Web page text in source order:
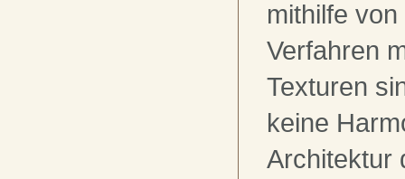
mithilfe
Verfahren
Texturen
keine
Architektur